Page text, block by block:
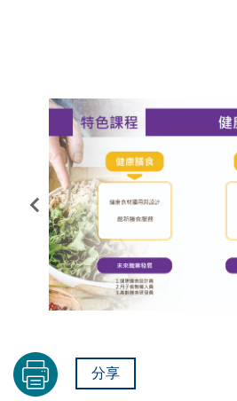
分享